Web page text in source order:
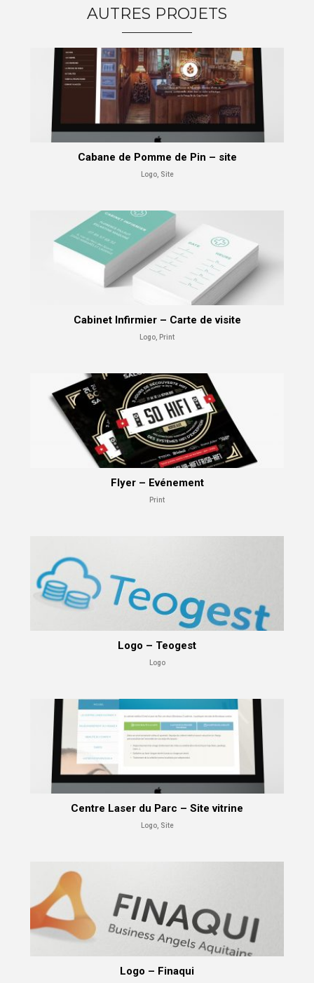
AUTRES PROJETS
Cabane de Pomme de Pin – site
Logo, Site
Cabinet Infirmier – Carte de visite
Logo, Print
Flyer – Evénement
Print
Logo – Teogest
Logo
Centre Laser du Parc – Site vitrine
Logo, Site
Logo – Finaqui